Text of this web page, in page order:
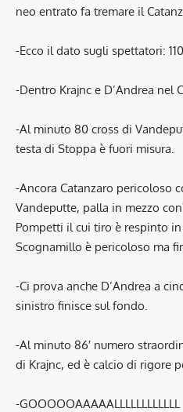
neo entrato fa tremare il
-Ecco il dato sugli spettatori:
-Dentro Krajnc e D’Andrea nel
-Al minuto 80 cross di
testa di Stoppa è fuori misura.
-Ancora Catanzaro pericoloso
Vandeputte, palla in mezzo
Pompetti il cui tiro è respinto
Scognamillo è pericoloso ma
-Ci prova anche D’Andrea a
sinistro finisce sul fondo.
-Al minuto 86′ numero
di Krajnc, ed è calcio di rigore
-GOOOOOAAAAALLLLLLLLLLLL